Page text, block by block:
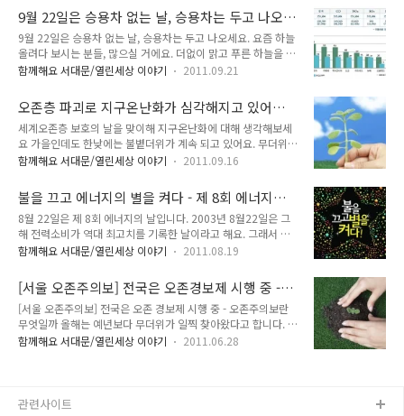
는 목적이 있답니다! 이런 노력의 일환으로 서대문구에서는
2015년 1월부터 구 공동주택 일부를 대상으로 RFI..
고 있지요. 그와 더불어 '친환경 운전'에도 급격한 관심이 모아지
고 있답니다. 에너지 부족문제는 이제 한 개인이나 국가의 문제
가 아니라 전 인류가 함께 고민하고 실천해야 할 생존의 문제가
되었답니다. 그래서 오늘은 Tong이 여러분과 함께 에너지 절약
의 일환으로 에 대해 이야기 나누는 시간을 마련했어요. ^^ 지금
야기에 귀 기울여 주세요^^ 지금 바로 시작하겠습니다. '친환경
운전'이란 무엇일까요..
9월 22일은 승용차 없는 날, 승용차는 두고 나오
세요.
9월 22일은 승용차 없는 날, 승용차는 두고 나오세요. 요즘 하늘
올려다 보시는 분들, 많으실 거에요. 더없이 맑고 푸른 하늘을 보
며 ‘서울 하늘이 이렇게 예뻤나..’ 새삼 감동하게 된답니다. 9월
이지요. 바로 이랍니다. 오늘 TONG과 함께 생각해볼 이야기는
바로 범세계적인 실천운동 이에요. 맑고 깨끗한 세계도시 서울을
우리만 누릴 뿐만 아니라, 우리 아이들에게도 물려주기 위한 작
은 약속, 행복한 실천에 대해 여러분과 나눌게요^^ 자~ 준비 되
셨나요? 바로 시작하겠습니다. 맑고 깨끗한 세계도시 서울 –
날 차 없는 날 행사는 1997년 프랑스 서부항구 도시인 라로쉐에
서..
함께해요 서대문/열린세상 이야기 2011.09.21
오존층 파괴로 지구온난화가 심각해지고 있어요.
오존층 보호로 살리는 지구!
세계오존층 보호의 날을 맞이해 지구온난화에 대해 생각해보세
요 가을인데도 한낮에는 불볕더위가 계속 되고 있어요. 무더위가
9월까지 이어지며 사상 초유의 정전사태까지 일어났습니다. 오
북극곰의 생명이 아닌 우리 인간들의 삶에도 많은 변화와 위협이
따르고 있어요. 구멍이 뚫려버린 오존층은 지금도 지구를 뜨겁게
달구고 있고 많은 생명의 불꽃이 그로 인해 꺼져가고 있답니다.
오늘은 UN이 선정한 세계오존층 보호의 날입니다. 그래서 오늘
은 TONG과 여러분이 함께 에 대해 이야기 나눠 볼까 해요. 이제
실 속 아픔 속으로 들어가 보실까요? 분명한 것은 지금이라도 분
명, 미래를 바꿀 수 있다는 ..
함께해요 서대문/열린세상 이야기 2011.09.16
불을 끄고 에너지의 별을 켜다 - 제 8회 에너지의
날
8월 22일은 제 8회 에너지의 날입니다. 2003년 8월22일은 그
해 전력소비가 역대 최고치를 기록한 날이라고 해요. 그래서 에
너지시민연대는 2004년부터 매년 8월22일을 ‘에너지의 날’로
실함을 알리는 행사를 펼치게 된다고 하네요. 올해로 8주년을 맞
이하는 ‘에너지의 날’에는 전국적으로 기념적인 소등행사가 계획
되어 있어요. 저녁9시부터 5분간 전등 끄기를 시작으로 전력소
비의 피크 타임인 오후 2시부터 3시까지 한 시간 동안 에어컨 끄
기를 독려해서 실질적인 에너지 절감효과를 내자는 목적이죠. 오
함께해요 서대문/열린세상 이야기 2011.08.19
[서울 오존주의보] 전국은 오존경보제 시행 중 -
오존주의보란 무엇?
[서울 오존주의보] 전국은 오존 경보제 시행 중 - 오존주의보란
무엇일까 올해는 예년보다 무더위가 일찍 찾아왔다고 합니다. 그
래서 전국적으로 에어컨 판매량이 일찍부터 늘어남에 따라 에너
의 파괴로 점점 더 뜨거워지는 지구…. 이런 악순환의 고리를 끊
함께해요 서대문/열린세상 이야기 2011.06.28
관련사이트